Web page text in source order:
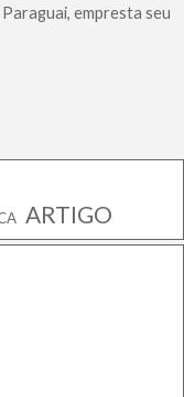
empresta seu
ARTIGO